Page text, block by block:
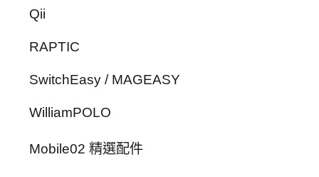
Qii
RAPTIC
SwitchEasy / MAGEASY
WilliamPOLO
Mobile02 精選配件